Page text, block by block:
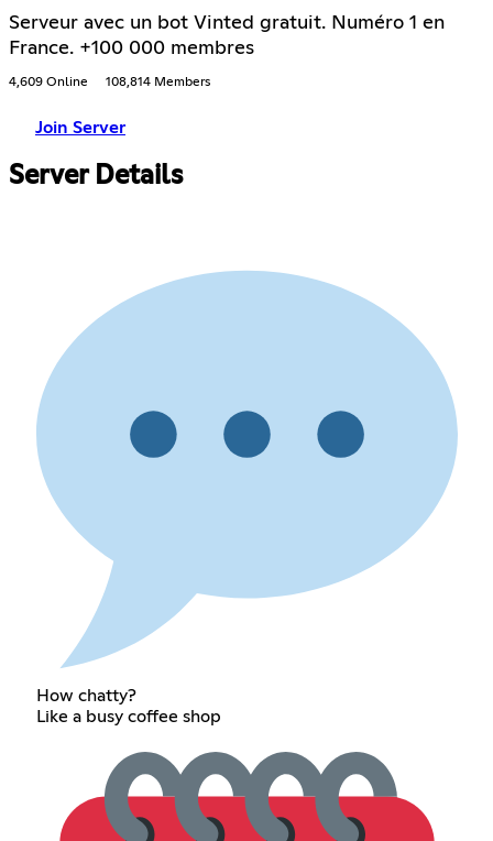
Serveur avec un bot Vinted gratuit. Numéro 1 en
France. +100 000 membres
4,609 Online 108,814 Members
Join Server
Server Details
How chatty?
Like a busy coffee shop